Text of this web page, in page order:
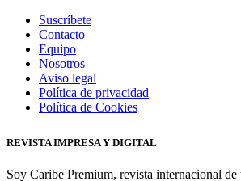
Suscríbete
Contacto
Equipo
Nosotros
Aviso legal
Política de privacidad
Política de Cookies
REVISTA IMPRESA Y DIGITAL
Soy Caribe Premium, revista internacional de